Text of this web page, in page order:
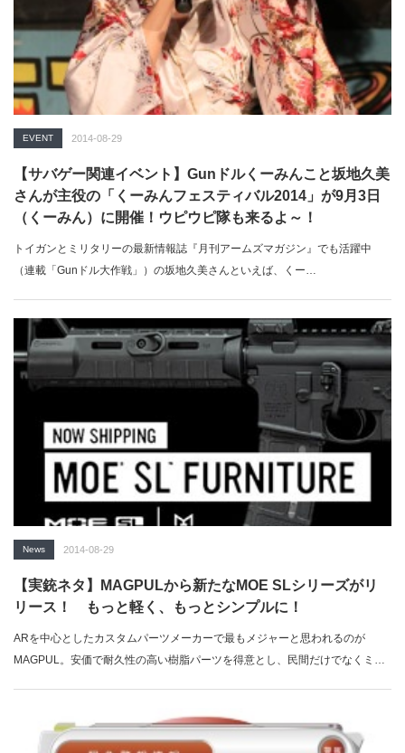
EVENT 2014-08-29
【サバゲー関連イベント】Gunドルくーみんこと坂地久美
さんが主役の「くーみんフェスティバル2014」が9月3日
（くーみん）に開催！ウピウピ隊も来るよ～！
トイガンとミリタリーの最新情報誌『月刊アームズマガジン』でも活躍中
（連載「Gunドル大作戦」）の坂地久美さんといえば、くー…
News 2014-08-29
【実銃ネタ】MAGPULから新たなMOE SLシリーズがリ
リース！ もっと軽く、もっとシンプルに！
ARを中心としたカスタムパーツメーカーで最もメジャーと思われるのが
MAGPUL。安価で耐久性の高い樹脂パーツを得意とし、民間だけでなくミリ